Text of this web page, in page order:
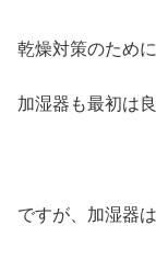
乾燥対策のため
加湿器も最初は
ですが、 加湿器